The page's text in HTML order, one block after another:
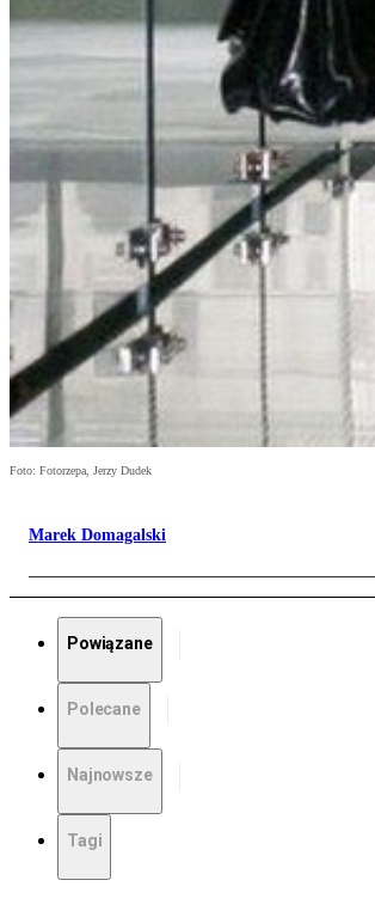
Foto: Fotorzepa, Jerzy Dudek
Marek Domagalski
Powiązane
Polecane
Najnowsze
Tagi